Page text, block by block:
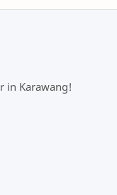
in Karawang!